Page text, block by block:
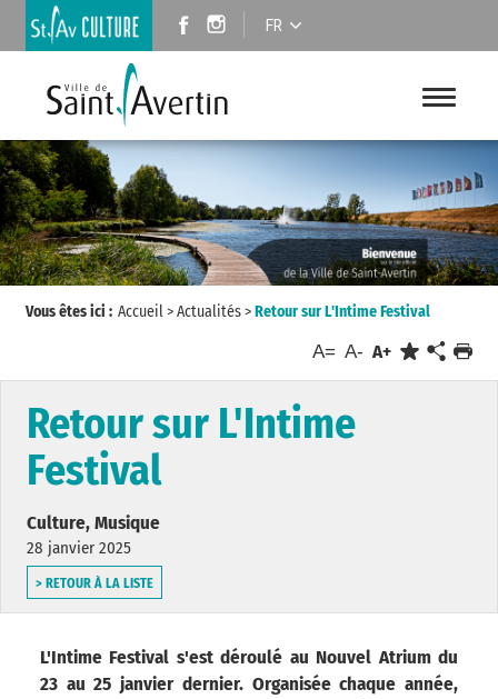
FR
Vous êtes ici : Accueil>Actualités>Retour sur L'Intime Festival
A= A- A+
Retour sur L'Intime
Festival
Culture, Musique
28 janvier 2025
> RETOUR À LA LISTE
L'Intime Festival s'est déroulé au Nouvel Atrium du
23 au 25 janvier dernier. Organisée chaque année,